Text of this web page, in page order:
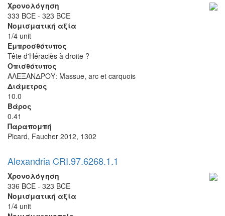
Χρονολόγηση
333 BCE - 323 BCE
Νομισματική αξία
1/4 unit
Εμπροσθότυπος
Tête d'Héraclès à droite ?
Οπισθότυπος
ΑΛΕΞΑΝΔΡΟΥ: Massue, arc et carquois
Διάμετρος
10.0
Βάρος
0.41
Παραπομπή
Picard, Faucher 2012, 1302
Alexandria CRI.97.6268.1.1
Χρονολόγηση
336 BCE - 323 BCE
Νομισματική αξία
1/4 unit